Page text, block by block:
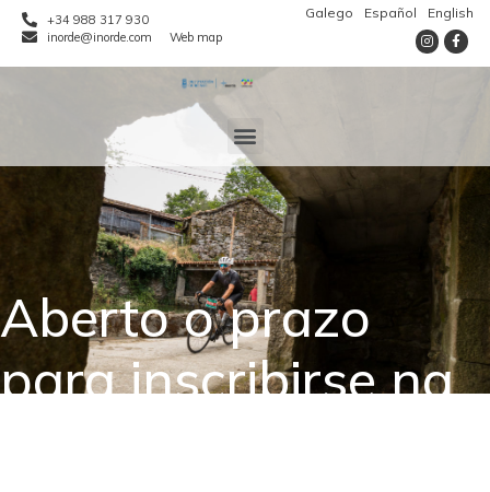
+34 988 317 930
inorde@inorde.com
Web map
Galego Español English
Aberto o prazo
para inscribirse na